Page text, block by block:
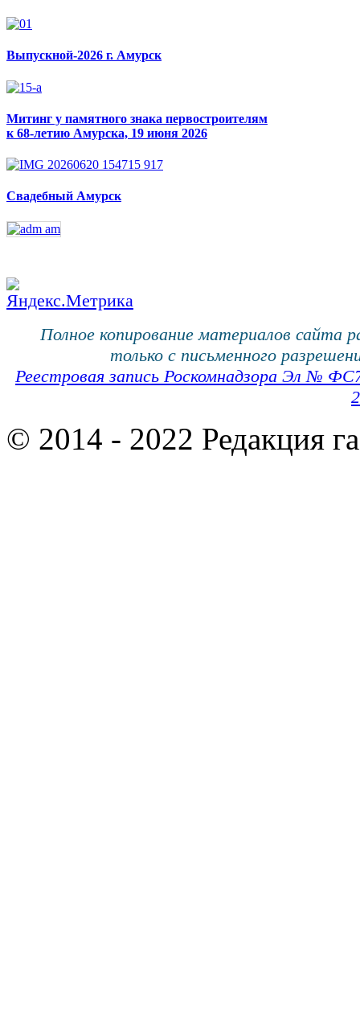
Выпускной-2026 г. Амурск
Митинг у памятного знака первостроителям
к 68-летию Амурска, 19 июня 2026
Свадебный Амурск
Полное копирование материалов сайта
только с письменного
Реестровая запись Роскомнадзора Эл №
© 2014 - 2022 Редакция